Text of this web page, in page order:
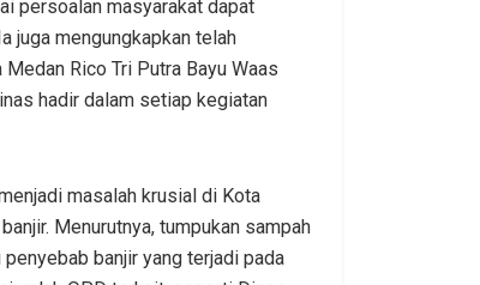
persoalan masyarakat dapat
juga mengungkapkan telah
Rico Tri Putra Bayu Waas
hadir dalam setiap kegiatan
masalah krusial di Kota
Menurutnya, tumpukan sampah
banjir yang terjadi pada